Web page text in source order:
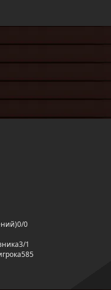
0/0
3/1
585